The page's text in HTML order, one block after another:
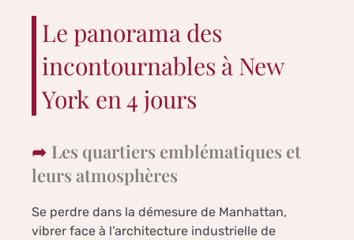
Le panorama des
incontournables à New
York en 4 jours
Les quartiers emblématiques et
leurs atmosphères
Se perdre dans la démesure de Manhattan,
vibrer face à l’architecture industrielle de